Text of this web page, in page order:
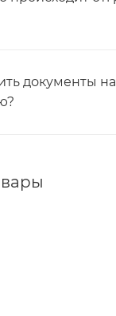
документы на